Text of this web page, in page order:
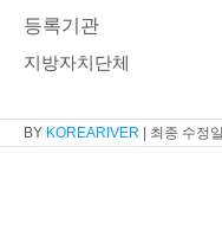
등록기관
지방자치단체
KOREARIVER